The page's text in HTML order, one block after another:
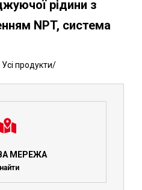
рідини з
NPT, система
Усі продукти/
МЕРЕЖА